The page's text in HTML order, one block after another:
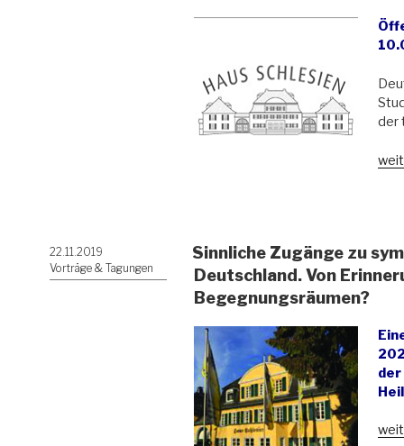
der
Veröffentlicht
am
22.11.2019
Vorträge & Tagungen
Sinnliche Zugänge zu
Deutschland. Von
Begegnungsräumen?
der